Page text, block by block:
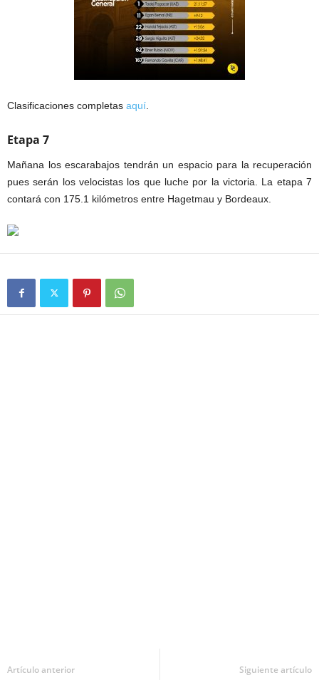
Clasificaciones completas aquí
Etapa 7
Mañana los escarabajos tendrán un espacio para la recuperación
pues serán los velocistas los que luche por la victoria. La etapa 7
contará con 175.1 kilómetros entre Hagetmau y Bordeaux.
Artículo anterior Siguiente artículo